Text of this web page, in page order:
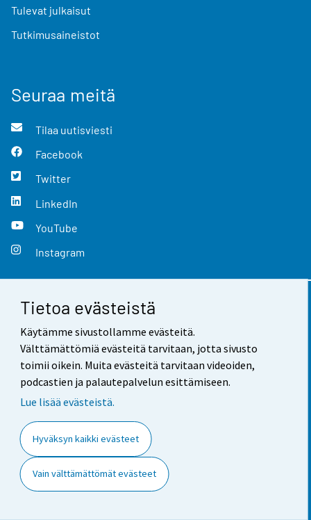
Tietoa evästeistä
Käytämme sivustollamme evästeitä.
Välttämättömiä evästeitä tarvitaan, jotta sivusto
toimii oikein. Muita evästeitä tarvitaan videoiden,
podcastien ja palautepalvelun esittämiseen.
Lue lisää evästeistä.
Hyväksyn kaikki evästeet
Vain välttämättömät evästeet
Tulevat julkaisut
Tutkimusaineistot
Seuraa meitä
Tilaa uutisviesti
Facebook
Twitter
LinkedIn
YouTube
Instagram
Yhteystiedot
Palaute
Käyttöehdot
Saavutettavuus
Tietoa sivustosta
Evästeasetukset